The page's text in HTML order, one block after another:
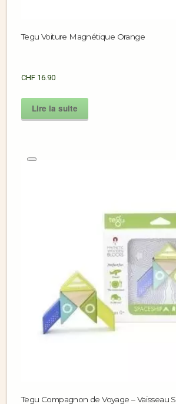
Tegu Voiture Magnétique Orange
CHF 16.90
Lire la suite
Tegu Compagnon de Voyage – Vaisseau